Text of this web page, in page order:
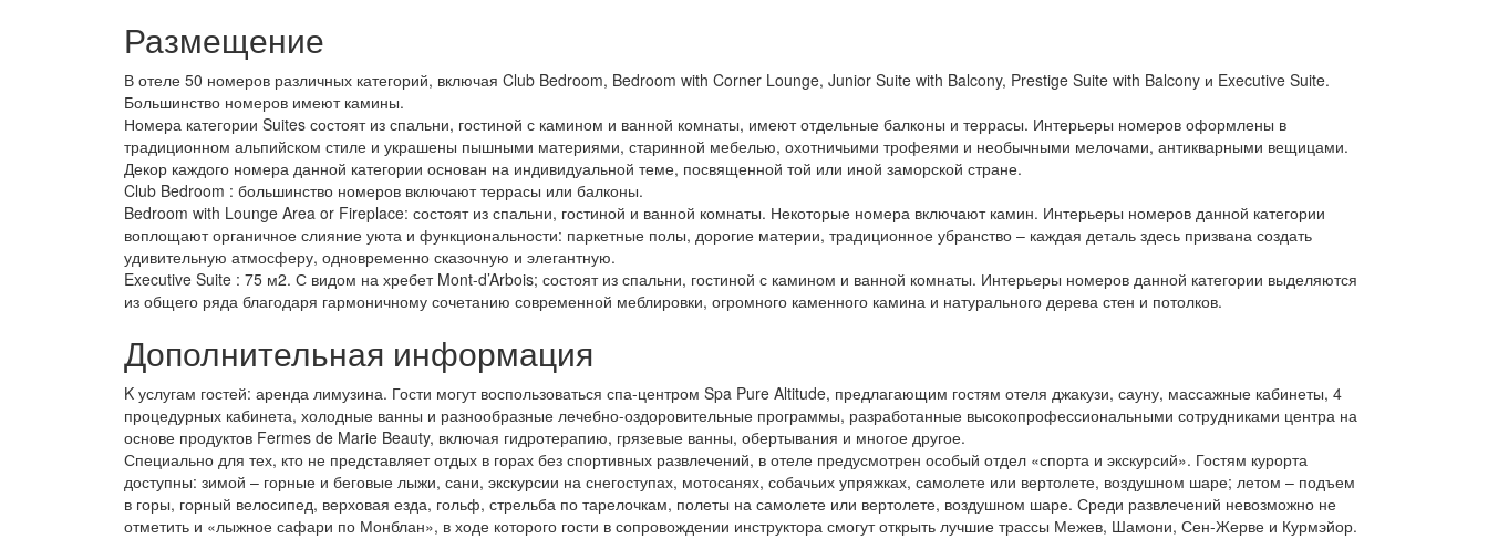
Размещение
В отеле 50 номеров различных категорий, включая Club Bedroom, Bedroom with Corner Lounge, Junior Suite with Balcony, Prestige Suite with Balcony и Executive Suite.
Большинство номеров имеют камины.
Номера категории Suites состоят из спальни, гостиной с камином и ванной комнаты, имеют отдельные балконы и террасы. Интерьеры номеров оформлены в
традиционном альпийском стиле и украшены пышными материями, старинной мебелью, охотничьими трофеями и необычными мелочами, антикварными вещицами.
Декор каждого номера данной категории основан на индивидуальной теме, посвященной той или иной заморской стране.
Club Bedroom : большинство номеров включают террасы или балконы.
Bedroom with Lounge Area or Fireplace: состоят из спальни, гостиной и ванной комнаты. Некоторые номера включают камин. Интерьеры номеров данной категории
воплощают органичное слияние уюта и функциональности: паркетные полы, дорогие материи, традиционное убранство – каждая деталь здесь призвана создать
удивительную атмосферу, одновременно сказочную и элегантную.
Executive Suite : 75 м2. С видом на хребет Mont-d’Arbois; состоят из спальни, гостиной с камином и ванной комнаты. Интерьеры номеров данной категории выделяются
из общего ряда благодаря гармоничному сочетанию современной меблировки, огромного каменного камина и натурального дерева стен и потолков.
Дополнительная информация
K услугам гостей: аренда лимузина. Гости могут воспользоваться спа-центром Spa Pure Altitude, предлагающим гостям отеля джакузи, сауну, массажные кабинеты, 4
процедурных кабинета, холодные ванны и разнообразные лечебно-оздоровительные программы, разработанные высокопрофессиональными сотрудниками центра на
основе продуктов Fermes de Marie Beauty, включая гидротерапию, грязевые ванны, обертывания и многое другое.
Специально для тех, кто не представляет отдых в горах без спортивных развлечений, в отеле предусмотрен особый отдел «спорта и экскурсий». Гостям курорта
доступны: зимой – горные и беговые лыжи, сани, экскурсии на снегоступах, мотосанях, собачьих упряжках, самолете или вертолете, воздушном шаре; летом – подъем
в горы, горный велосипед, верховая езда, гольф, стрельба по тарелочкам, полеты на самолете или вертолете, воздушном шаре. Среди развлечений невозможно не
отметить и «лыжное сафари по Монблан», в ходе которого гости в сопровождении инструктора смогут открыть лучшие трассы Межев, Шамони, Сен-Жерве и Курмэйор.